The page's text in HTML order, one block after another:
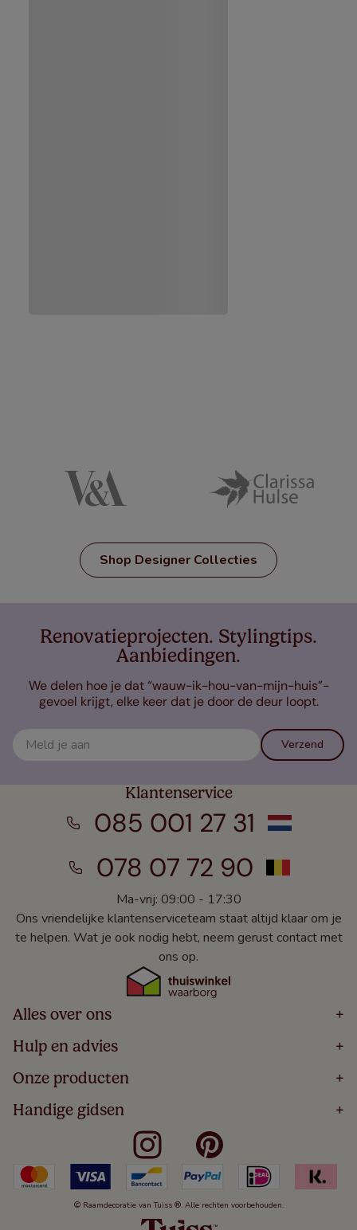
Shop Designer Collecties
Renovatieprojecten. Stylingtips.
Aanbiedingen.
We delen hoe je dat “wauw-ik-hou-van-mijn-huis”-
gevoel krijgt, elke keer dat je door de deur loopt.
Verzend
Klantenservice
085 001 27 31
078 07 72 90
Ma-vrij: 09:00 - 17:30
Ons vriendelijke klantenserviceteam staat altijd klaar om je
te helpen. Wat je ook nodig hebt, neem gerust contact met
ons op.
Alles over ons +
Home
Over
Bestellen
Winacties
Veelgestelde Vragen
Hulp en advies +
Volg Je Bestelling
Levering
5 Jaar Garantie
Algemene Voorwaarden
Kindveiligheid
Cookies
Herroepingsrecht
Onze producten +
Houten Jaloezieën
Rolgordijnen
Verticale Jaloezieën
Duo Rolgordijnen
Duo Plisségordijnen
Handige gidsen +
Meten Voor Raamdecoratie
Badkamer Raamdecoratie
Slaapkamer Raamdecoratie
Keuken Raamdecoratie
De Jaloezieën Gids
© Raamdecoratie van Tuiss ®. Alle rechten voorbehouden.